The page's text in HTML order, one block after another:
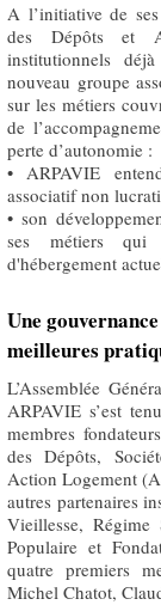
A l’initiative de
des Dépôts et
institutionnels
nouveau groupe
sur les métiers
de
perte d’autonomie :
• ARPAVIE
associatif non
• son
ses métiers qui
d'hébergement
Une
meilleures
L’Assemblée Générale Constitutive de la nouvelle association
ARPAVIE s’est
membres
des Dépôts,
Action Logement
autres partenaires
Vieillesse, Régime
Populaire et
quatre premiers
Michel Chatot,